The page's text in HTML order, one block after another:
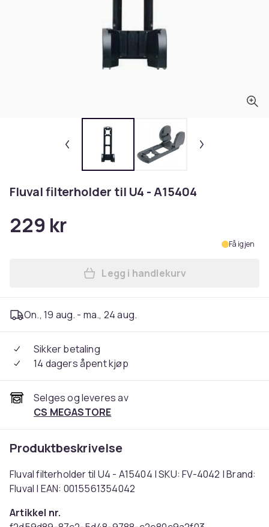
Fluval filterholder til U4 - A15404
229 kr
Få igjen
Legg Fluval filterholder til
Legg i handlekurv
On., 19 aug. - ma., 24 aug.
Sikker betaling
14 dagers åpent kjøp
Selges og leveres av
CS MEGASTORE
Produktbeskrivelse
Fluval filterholder til U4 - A15404 | SKU: FV-4042 | Brand:
Fluval | EAN: 0015561354042
Artikkel nr.